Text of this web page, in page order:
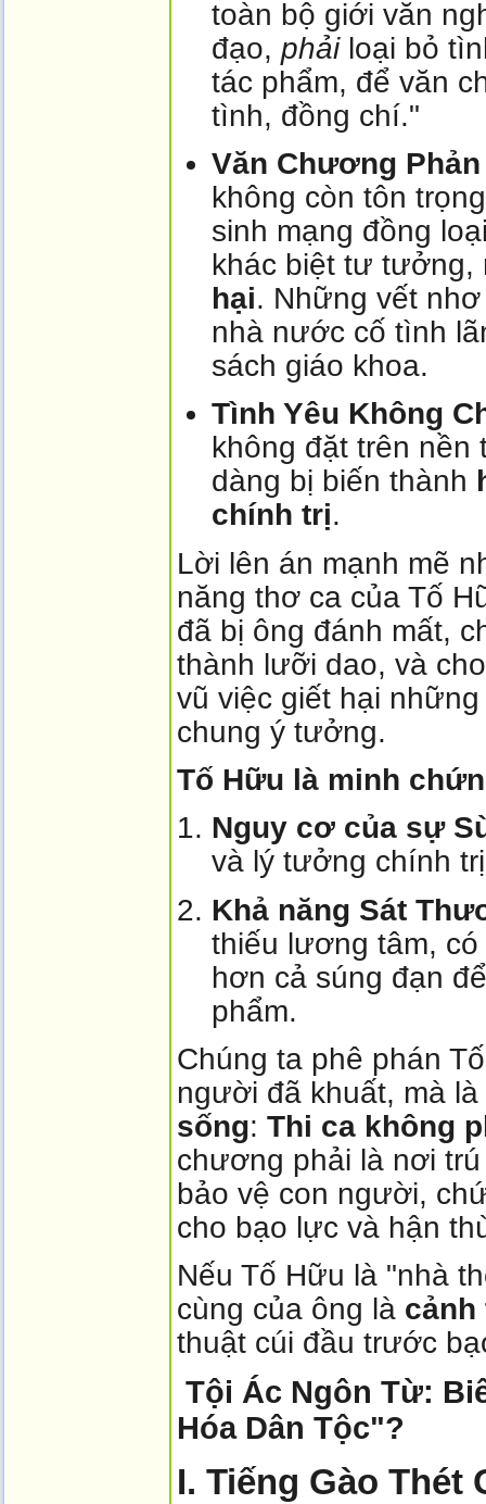
toàn bộ giới văn
đạo, phảiloại bỏ
tác phẩm, để văn
tình, đồng chí."
Văn Chương
không còn tôn
sinh mạng đồng
khác biệt tư
hại. Những vết
nhà nước cố tình
sách giáo khoa.
Tình Yêu Không
không đặt trên nền
dàng bị biến thành
chính trị.
Lời lên án mạnh mẽ
năng thơ ca của Tố
đã bị ông đánh mất,
thành lưỡi dao, và
vũ việc giết hại
chung ý tưởng.
Tố Hữu là minh
Nguy cơ của sự
và lý tưởng chính
Khả năng Sát
thiếu lương tâm,
hơn cả súng đạn
phẩm.
Chúng ta phê phán
người đã khuất, mà
sống: Thi ca không
chương phải là nơi
bảo vệ con người,
cho bạo lực và hận
Nếu Tố Hữu là "nhà
cùng của ông là cảnh
thuật cúi đầu trước
Tội Ác Ngôn Từ:
Hóa Dân Tộc"?
I. Tiếng Gào